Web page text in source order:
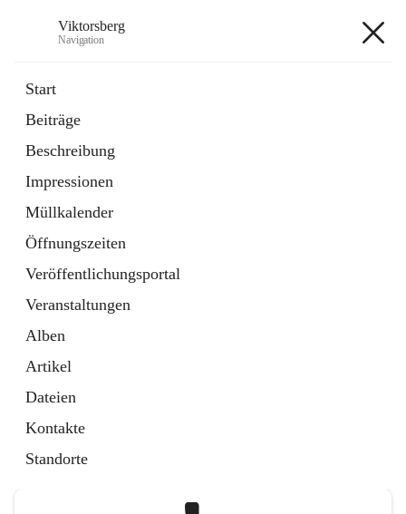
Viktorsberg
Navigation
Start
Beiträge
Beschreibung
Impressionen
Müllkalender
Öffnungszeiten
Veröffentlichungsportal
Veranstaltungen
Alben
Artikel
Dateien
Kontakte
Standorte
1 Schnellzugriff
Bürgerservice
10 Schnellzugriffe